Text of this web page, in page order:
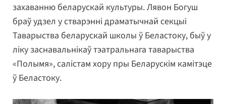
захаванню беларускай культуры. Лявон Богуш
браў удзел у стварэнні драматычнай секцыі
Таварыства беларускай школы ў Беластоку, быў у
ліку заснавальнікаў тэатральнага таварыства
«Полымя», салістам хору пры Беларускім камітэце
ў Беластоку.